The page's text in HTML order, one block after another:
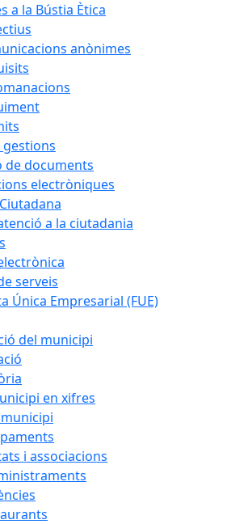
a la Bústia Ètica
anònimes
de documents
electròniques
a la ciutadania
serveis
Única Empresarial (FUE)
del municipi
en xifres
i associacions